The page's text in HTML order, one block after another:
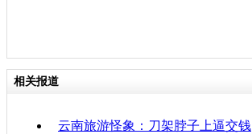
相关报道
云南旅游怪象：刀架脖子上逼交钱